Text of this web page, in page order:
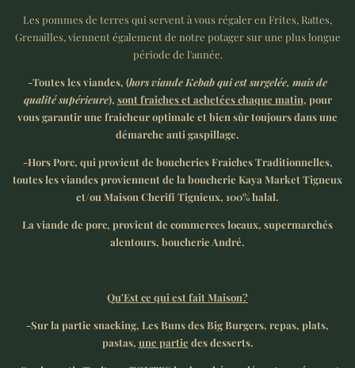
Les pommes de terres qui servent à vous régaler en Frites, Rattes,
Grenailles, viennent également de notre potager sur une plus longue
période de l'année.
-Toutes les viandes, (hors viande Kebab qui est surgelée, mais de
qualité supérieure), sont fraiches et achetées chaque matin, pour
vous garantir une fraicheur optimale et bien sûr toujours dans une
démarche anti gaspillage.
-Hors Porc, qui provient de boucheries Fraiches Traditionnelles,
toutes les viandes proviennent de la boucherie Kaya Market Tigneux
et/ou Maison Cherifi Tignieux, 100% halal.
La viande de porc, provient de commerces locaux, supermarchés
alentours, boucherie André.
Qu'Est ce qui est fait Maison?
-Sur la partie snacking, Les Buns des Big Burgers, repas, plats,
pastas, une partie des desserts.